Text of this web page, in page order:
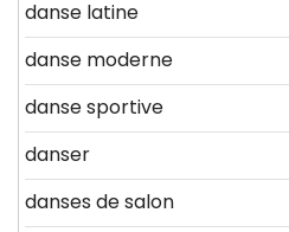
danse latine
danse moderne
danse sportive
danser
danses de salon